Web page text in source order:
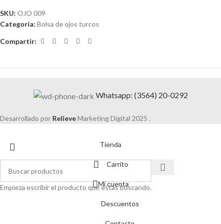
SKU: OJO 009
Categoría: Bolsa de ojos turcos
Compartir:
Whatsapp: (3564) 20-0292
Desarrollado por RelieveMarketing Digital 2025 .
Empieza escribir el producto que estás buscando.
Tienda
Carrito
Mi cuenta
Descuentos